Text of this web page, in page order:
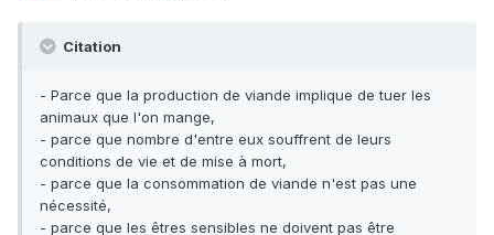
Citation
- Parce que la production de viande implique de tuer les
animaux que l'on mange,
- parce que nombre d'entre eux souffrent de leurs
conditions de vie et de mise à mort,
- parce que la consommation de viande n'est pas une
nécessité,
- parce que les êtres sensibles ne doivent pas être